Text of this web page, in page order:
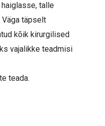
talle
Väga täpselt
kõik kirurgilised
vajalikke teadmisi
teada.